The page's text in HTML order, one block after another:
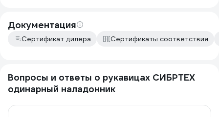
Документация
Сертификат дилера Сертификаты соответствия
Вопросы и ответы о рукавицах СИБРТЕХ
одинарный наладонник